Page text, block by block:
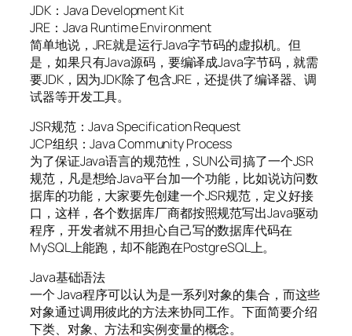
JDK：Java Development Kit
JRE：Java Runtime Environment
简单地说，JRE就是运行Java字节码的虚拟机。但
是，如果只有Java源码，要编译成Java字节码，就需
要JDK，因为JDK除了包含JRE，还提供了编译器、调
试器等开发工具。
JSR规范：Java Specification Request
JCP组织：Java Community Process
为了保证Java语言的规范性，SUN公司搞了一个JSR
规范，凡是想给Java平台加一个功能，比如说访问数
据库的功能，大家要先创建一个JSR规范，定义好接
口，这样，各个数据库厂商都按照规范写出Java驱动
程序，开发者就不用担心自己写的数据库代码在
MySQL上能跑，却不能跑在PostgreSQL上。
Java基础语法
一个 Java程序可以认为是一系列对象的集合，而这些
对象通过调用彼此的方法来协同工作。下面简要介绍
下类、对象、方法和实例变量的概念。